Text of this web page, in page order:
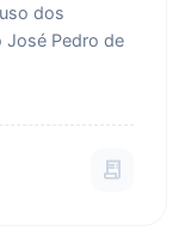
dos
José Pedro de
receipt_long